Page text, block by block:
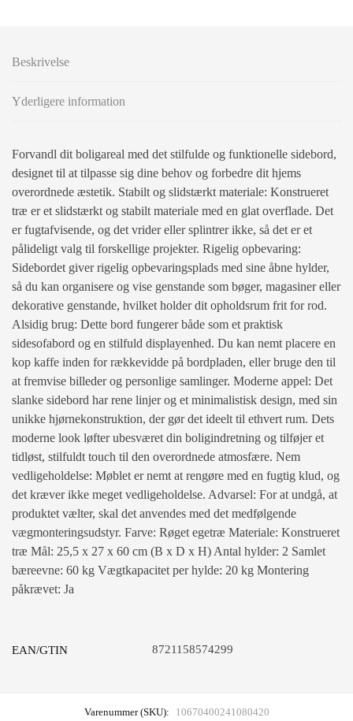
Beskrivelse
Yderligere information
Forvandl dit boligareal med det stilfulde og funktionelle sidebord,
designet til at tilpasse sig dine behov og forbedre dit hjems
overordnede æstetik. Stabilt og slidstærkt materiale: Konstrueret
træ er et slidstærkt og stabilt materiale med en glat overflade. Det
er fugtafvisende, og det vrider eller splintrer ikke, så det er et
pålideligt valg til forskellige projekter. Rigelig opbevaring:
Sidebordet giver rigelig opbevaringsplads med sine åbne hylder,
så du kan organisere og vise genstande som bøger, magasiner eller
dekorative genstande, hvilket holder dit opholdsrum frit for rod.
Alsidig brug: Dette bord fungerer både som et praktisk
sidesofabord og en stilfuld displayenhed. Du kan nemt placere en
kop kaffe inden for rækkevidde på bordpladen, eller bruge den til
at fremvise billeder og personlige samlinger. Moderne appel: Det
slanke sidebord har rene linjer og et minimalistisk design, med sin
unikke hjørnekonstruktion, der gør det ideelt til ethvert rum. Dets
moderne look løfter ubesværet din boligindretning og tilføjer et
tidløst, stilfuldt touch til den overordnede atmosfære. Nem
vedligeholdelse: Møblet er nemt at rengøre med en fugtig klud, og
det kræver ikke meget vedligeholdelse. Advarsel: For at undgå, at
produktet vælter, skal det anvendes med det medfølgende
vægmonteringsudstyr. Farve: Røget egetræ Materiale: Konstrueret
træ Mål: 25,5 x 27 x 60 cm (B x D x H) Antal hylder: 2 Samlet
bæreevne: 60 kg Vægtkapacitet per hylde: 20 kg Montering
påkrævet: Ja
EAN/GTIN 8721158574299
Varenummer (SKU): 10670400241080420